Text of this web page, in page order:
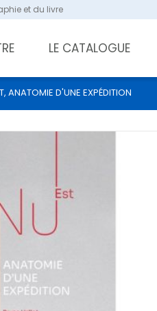
et du livre
LE CATALOGUE
ANATOMIE D'UNE EXPÉDITION